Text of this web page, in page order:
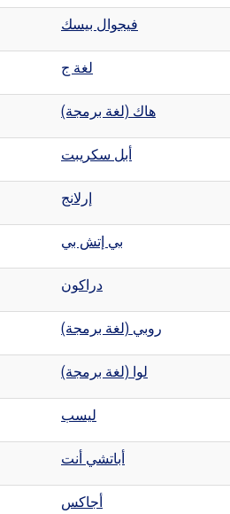
فيجوال بيسك
لغة ج
هاك (لغة برمجة)
أبل سكريبت
إرلانج
بي إتش بي
دراكون
روبي (لغة برمجة)
لوا (لغة برمجة)
ليسب
أباتشي أنت
أجاكس